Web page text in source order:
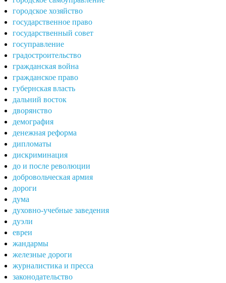
городское хозяйство
государственное право
государственный совет
госуправление
градостроительство
гражданская война
гражданское право
губернская власть
дальний восток
дворянство
демография
денежная реформа
дипломаты
дискриминация
до и после революции
добровольческая армия
дороги
дума
духовно-учебные заведения
дуэли
евреи
жандармы
железные дороги
журналистика и пресса
законодательство